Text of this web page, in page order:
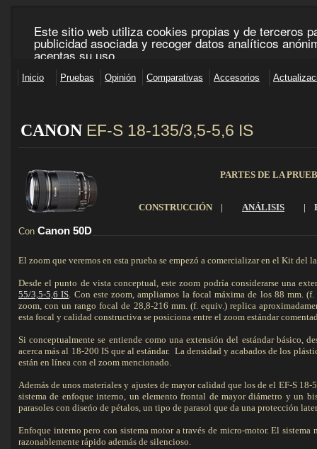
CANON EF-S 18-135/3,5-5,6 IS
PARTES DE LA
CONSTRUCCIÓN | ANÁLISIS |
Con Canon 50D
El zoom que veremos en esta prueba se empezó a comercializar en el Kit del
Desde el punto de vista conceptual, este zoom podría considerarse una
55/3,5-5,6 IS. Con este zoom, ampliamos la focal máxima de los 88 mm.
zoom, con un rango focal de 28,8-216 mm. (f. equiv.) replica
esta focal y calidad constructiva se posiciona entre el zoom estándar
Si conceptualmente se entiende como una extensión del estándar básico,
acerca más al 18-200 IS que al estándar. La densidad y acabados de los
están en línea con el zoom mencionado.
Además de unos materiales y ajustes de mayor calidad que los de el EF-S
sistema de enfoque interno, un elemento frontal de mayor diámetro y un
parasoles con diseńo de pétalos, un tipo de parasol que da una protección
Enfoque interno pero con sistema motor a través de micro-motor. El
razonablemente rápido además de silencioso.